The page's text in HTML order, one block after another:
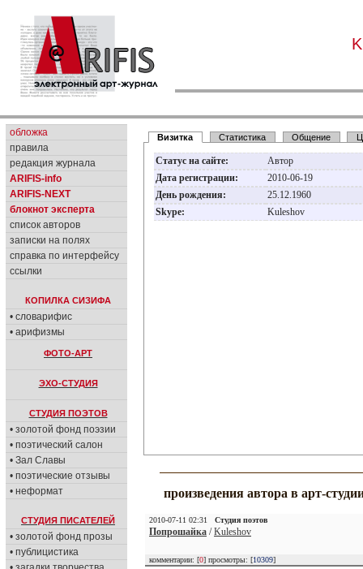
обложка
правила
редакция журнала
ARIFIS-info
ARIFIS-NEXT
блокнот эксперта
список авторов
записки на полях
справка по интерфейсу
ссылки
КОПИЛКА СИЗИФА
• словарифис
• арифизмы
ФОТО-АРТ
ЭХО-СТУДИЯ
СТУДИЯ ПОЭТОВ
• золотой фонд поэзии
• поэтический салон
• Зал Славы
• поэтические отзывы
• неформат
СТУДИЯ ПИСАТЕЛЕЙ
• золотой фонд прозы
• публицистика
Визитка Статистика Общение
Статус на сайте:
Автор
Дата регистрации:
2010-06-19
День рождения:
25.12.1960
Skype:
Kuleshov
произведения автора в арт-
2010-07-11 02:31 Студия поэтов
Попрошайка /Kuleshov
комментарии: [0] просмотры: [10309]